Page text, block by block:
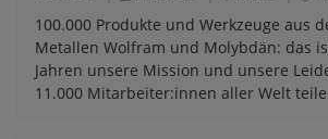
100.000 Produkte und Werkzeuge aus
Metallen Wolfram und Molybdän: das
Jahren unsere Mission und unsere
11.000 Mitarbeiter:innen aller Welt